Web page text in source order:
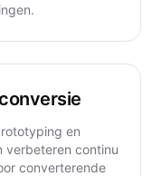
en
verbeteren continu
converterende